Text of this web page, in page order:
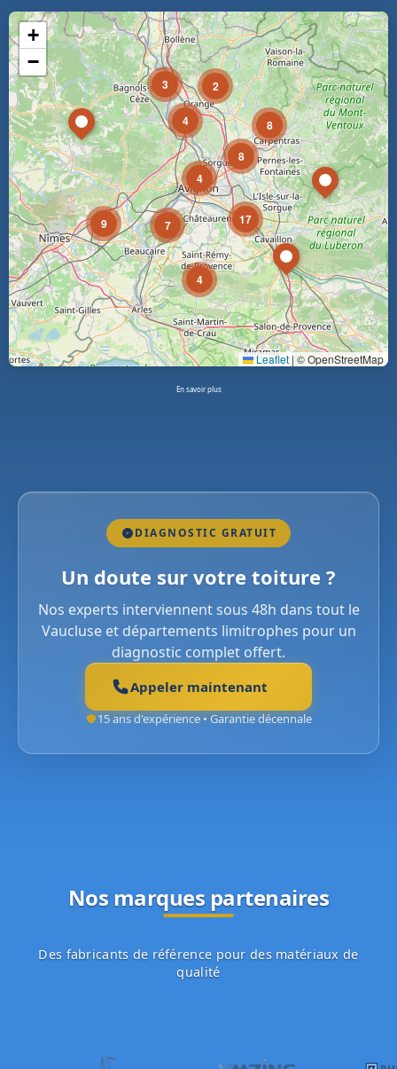
3
4
9 7
2
4
4
17
8
8
+
−
Leaflet | © OpenStreetMap
En savoir plus
DIAGNOSTIC GRATUIT
Un doute sur votre toiture ?
Nos experts interviennent sous 48h dans tout le
Vaucluse et départements limitrophes pour un
diagnostic complet offert.
Appeler maintenant
15 ans d'expérience • Garantie décennale
Nos marques partenaires
Des fabricants de référence pour des matériaux de
qualité